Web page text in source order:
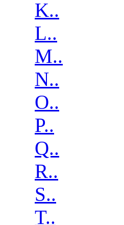
K..
L..
M..
N..
O..
P..
Q..
R..
S..
T..